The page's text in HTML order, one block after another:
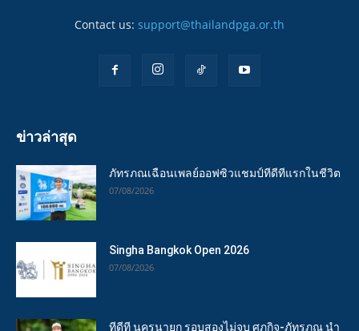
Contact us: support@thailandpga.or.th
ข่าวล่าสุด
ภัทรภณเฉือนเพลย์ออฟซิวแชมป์ทีดีทีแรกในชีวิต
07/08/2026
Singha Bangkok Open 2026
07/08/2026
ทีดีที นครนายก รอบสองไม่จบ ศุภกิจ-ภัทรภณ นำ